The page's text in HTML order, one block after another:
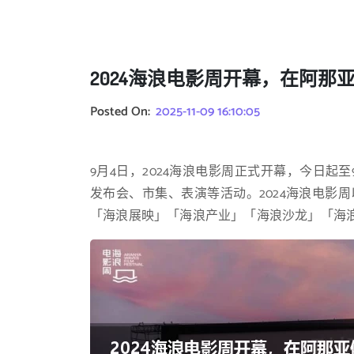
2024海浪电影周开幕，在阿那
Posted On: 2025-11-09 16:10:05
9月4日，2024海浪电影周正式开幕，今日起
发布会、市集、表演等活动。2024海浪电影
「海浪展映」「海浪产业」「海浪沙龙」「